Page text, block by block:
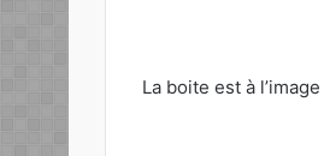
La boite est à